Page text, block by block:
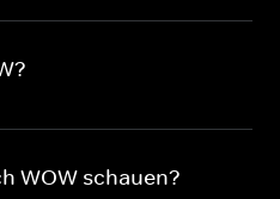
WOW schauen?